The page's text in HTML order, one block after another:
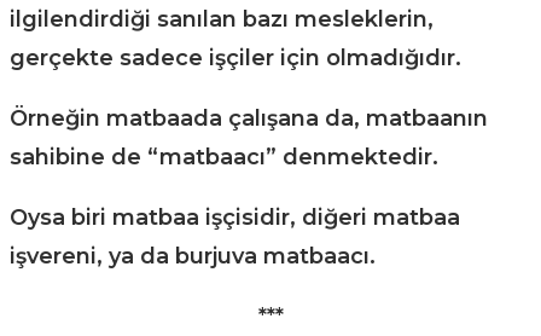
ilgilendirdiği sanılan bazı mesleklerin,
gerçekte sadece işçiler için olmadığıdır.
Örneğin matbaada çalışana da, matbaanın
sahibine de “matbaacı” denmektedir.
Oysa biri matbaa işçisidir, diğeri matbaa
işvereni, ya da burjuva matbaacı.
***